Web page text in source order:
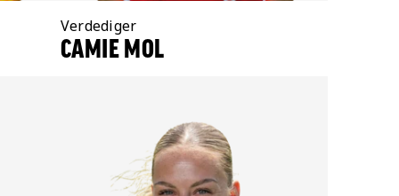
Positie:
Verdediger
CAMIE MOL